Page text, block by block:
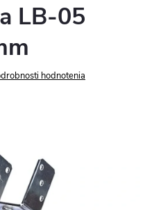
LB-05
hodnotenia